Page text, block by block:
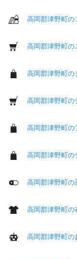
高岡郡津野町の
高岡郡津野町の
高岡郡津野町の
高岡郡津野町の
高岡郡津野町の
高岡郡津野町の
高岡郡津野町の
高岡郡津野町の
高岡郡津野町の